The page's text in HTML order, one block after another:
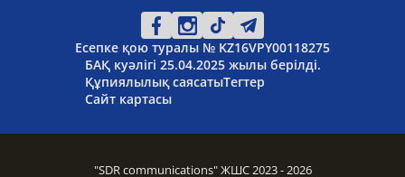
Есепке қою туралы № KZ16VPY00118275
БАҚ куәлігі 25.04.2025 жылы берілді.
Құпиялылық саясатыТегтер
Сайт картасы
"SDR communications" ЖШС 2023 - 2026